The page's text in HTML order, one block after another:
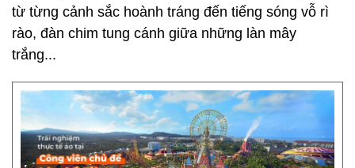
từ từng cảnh sắc hoành tráng đến tiếng sóng vỗ rì
rào, đàn chim tung cánh giữa những làn mây
trắng...